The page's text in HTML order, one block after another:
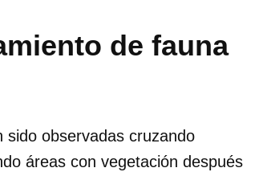
de fauna
sido observadas cruzando
áreas con vegetación después